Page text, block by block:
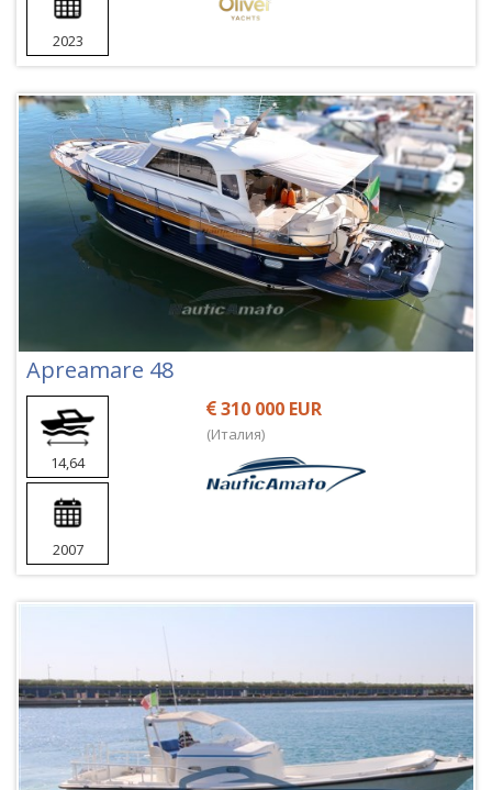
2023
Apreamare 48
14,64
2007
310 000 EUR
(Италия)